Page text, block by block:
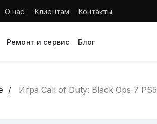
О нас Клиентам Контакты
Ремонт и сервис Блог
Игра Call of Duty: Black Ops 7 PS5